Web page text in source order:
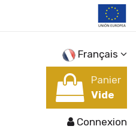
Français
Panier
Vide
Connexion